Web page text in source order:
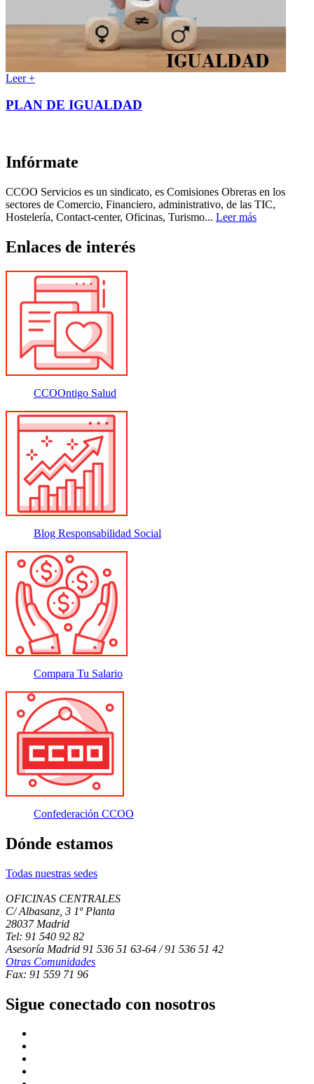
Leer +
PLAN DE IGUALDAD
Infórmate
CCOO Servicios es un sindicato, es Comisiones Obreras en los
sectores de Comercio, Financiero, administrativo, de las TIC,
Hostelería, Contact-center, Oficinas, Turismo... Leer más
Enlaces de interés
CCOOntigo Salud
Blog Responsabilidad Social
Compara Tu Salario
Confederación CCOO
Dónde estamos
Todas nuestras sedes
OFICINAS CENTRALES
C/ Albasanz, 3 1º Planta
28037 Madrid
Tel: 91 540 92 82
Asesoría Madrid 91 536 51 63-64 / 91 536 51 42
Otras Comunidades
Fax: 91 559 71 96
Sigue conectado con nosotros